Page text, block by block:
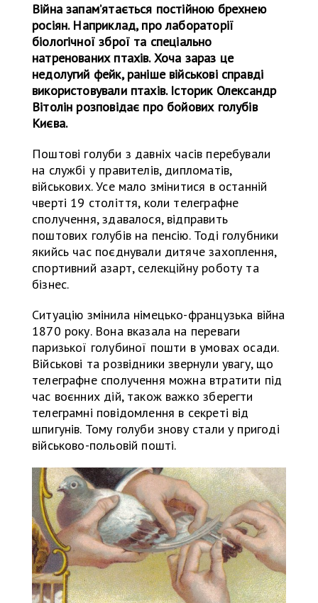
Війна запам’ятається постійною брехнею
росіян. Наприклад, про лабораторії
біологічної зброї та спеціально
натренованих птахів. Хоча зараз це
недолугий фейк, раніше військові справді
використовували птахів. Історик Олександр
Вітолін розповідає про бойових голубів
Києва.
Поштові голуби з давніх часів перебували
на службі у правителів, дипломатів,
військових. Усе мало змінитися в останній
чверті 19 століття, коли телеграфне
сполучення, здавалося, відправить
поштових голубів на пенсію. Тоді голубники
якийсь час поєднували дитяче захоплення,
спортивний азарт, селекційну роботу та
бізнес.
Ситуацію змінила німецько-французька війна
1870 року. Вона вказала на переваги
паризької голубиної пошти в умовах осади.
Військові та розвідники звернули увагу, що
телеграфне сполучення можна втратити під
час воєнних дій, також важко зберегти
телеграмні повідомлення в секреті від
шпигунів. Тому голуби знову стали у пригоді
військово-польовій пошті.